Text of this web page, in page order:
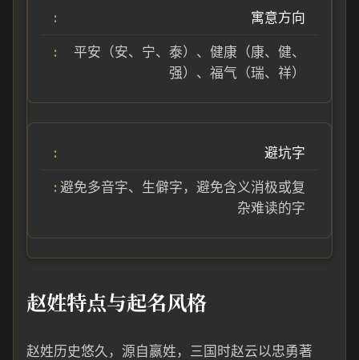
寓意方向
平安（安、宁、泰）、健康（康、健、
强）、福气（瑞、祥）
避坑字
避免多音字、生僻字，避免含义消极或复
杂难读的字
赵姓特点与起名风格
赵姓历史悠久，源自嬴姓，三国时赵云以忠勇著